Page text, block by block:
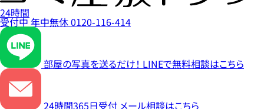
24時間
受付中年中無休0120-116-414
部屋の写真を送るだけ！ LINEで無料相談はこちら
24時間365日受付 メール相談はこちら